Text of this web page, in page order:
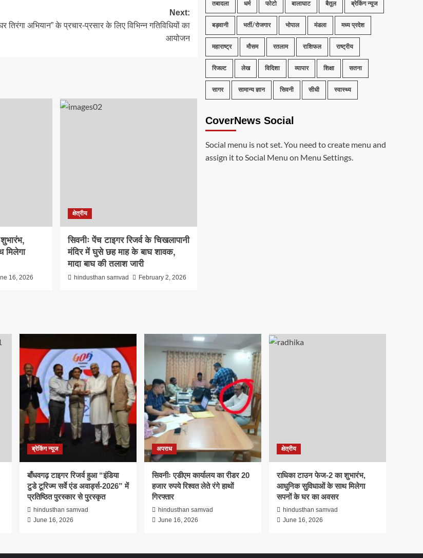
Next:
तिरंगा अभियान” के प्रचार-प्रसार के लिए विभिन्न गतिविधियों का
आयोजन
मिलेगा
16, 2026
क्षेत्रीय
सिवनीः पेंच टाइगर रिजर्व के चिखलापानी
मंदिर में घुसे छह माह के बाघ शावक,
मादा बाघ की तलाश जारी
hindusthan samvad February 2, 2026
तबादला धर्म फोटो बालाघाट बैतूल ब्रेकिंग न्यूज
बड़वानी भर्ती/रोजगार भोपाल मंडला मध्य प्रदेश
महाराष्ट्र मौसम रतलाम राशिफल राष्ट्रीय
रिजल्ट लेख विदिशा व्यापार शिक्षा सतना
सागर सामान्य ज्ञान सिवनी सीधी स्वास्थ्य
CoverNews Social
Social menu is not set. You need to create menu and
assign it to Social Menu on Menu Settings.
ब्रेकिंग न्यूज
बाँधवगढ़ टाइगर रिजर्व हुआ “इंडिया
टुडे टूरिज्म सर्वे एंड अवार्ड्स-2026” में
प्रतिष्ठित पुरस्कार से पुरस्कृत
hindusthan samvad
June 16, 2026
अपराध
सिवनीः एडीएम कार्यालय का रीडर 20
हजार रुपये रिश्वत लेते रंगे हाथों
गिरफ्तार
hindusthan samvad
June 16, 2026
क्षेत्रीय
राधिका टाउन फेज-2 का शुभारंभ,
आधुनिक सुविधाओं के साथ मिलेगा
सपनों के घर का अवसर
hindusthan samvad
June 16, 2026